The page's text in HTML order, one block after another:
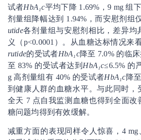
试者HbA₁c平均下降 1.69%，9 mg 组
剂量组降幅达到 1.94%，而安慰剂组
utide各剂量组与安慰剂相比，差异均
义（p<0.0001）。从血糖达标情况来
rutide的受试者HbA₁c降至 7.0% 的临
至 83% 的受试者达到 HbA₁c≤6.5% 的
g 高剂量组有 40% 的受试者HbA₁c降
到健康人群的血糖水平。与此同时，
全天 7 点自我监测血糖也得到全面改
糖问题均得到有效缓解。
减重方面的表现同样令人惊喜，4 mg